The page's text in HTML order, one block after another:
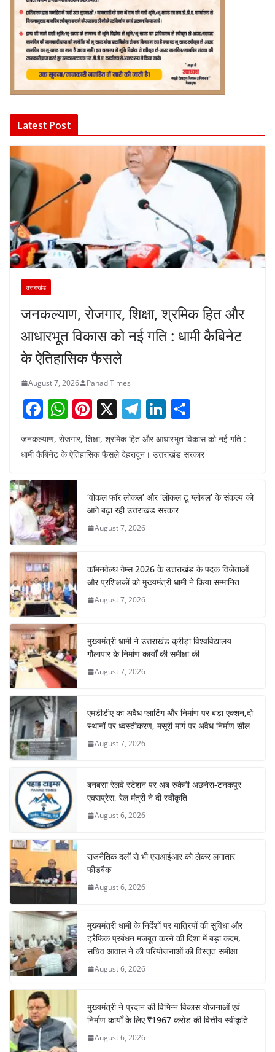
Latest Post
उत्तराखंड
जनकल्याण, रोजगार, शिक्षा, श्रमिक हित और
आधारभूत विकास को नई गति : धामी कैबिनेट
के ऐतिहासिक फैसले
August 7, 2026 Pahad Times
F
c
b
o
o
k
W
at
s
A
p
p
Pi
er
st
X T
el
e
a
m
Li
k
dI
n
h
ar
जनकल्याण, रोजगार, शिक्षा, श्रमिक हित और आधारभूत विकास को नई गति :
धामी कैबिनेट के ऐतिहासिक फैसले देहरादून। उत्तराखंड सरकार
‘वोकल फॉर लोकल’ और ‘लोकल टू ग्लोबल’ के संकल्प को
आगे बढ़ा रही उत्तराखंड सरकार
August 7, 2026
कॉमनवेल्थ गेम्स 2026 के उत्तराखंड के पदक विजेताओं
और प्रशिक्षकों को मुख्यमंत्री धामी ने किया सम्मानित
August 7, 2026
मुख्यमंत्री धामी ने उत्तराखंड क्रीड़ा विश्वविद्यालय
गौलापार के निर्माण कार्यों की समीक्षा की
August 7, 2026
एमडीडीए का अवैध प्लाटिंग और निर्माण पर बड़ा एक्शन,दो
स्थानों पर ध्वस्तीकरण, मसूरी मार्ग पर अवैध निर्माण सील
August 7, 2026
बनबसा रेलवे स्टेशन पर अब रुकेगी अछनेरा-टनकपुर
एक्सप्रेस, रेल मंत्री ने दी स्वीकृति
August 6, 2026
राजनैतिक दलों से भी एसआईआर को लेकर लगातार
फीडबैक
August 6, 2026
मुख्यमंत्री धामी के निर्देशों पर यात्रियों की सुविधा और
ट्रैफिक प्रबंधन मजबूत करने की दिशा में बड़ा कदम,
सचिव आवास ने की परियोजनाओं की विस्तृत समीक्षा
August 6, 2026
मुख्यमंत्री ने प्रदान की विभिन्न विकास योजनाओं एवं
निर्माण कार्यों के लिए ₹1967 करोड़ की वित्तीय स्वीकृति
August 6, 2026